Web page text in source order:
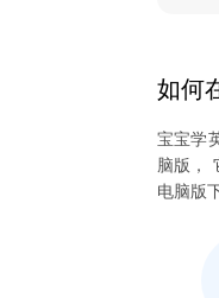
如何
宝宝学
脑版，
电脑版